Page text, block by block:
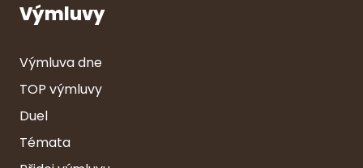
Výmluvy
Výmluva dne
TOP výmluvy
Duel
Témata